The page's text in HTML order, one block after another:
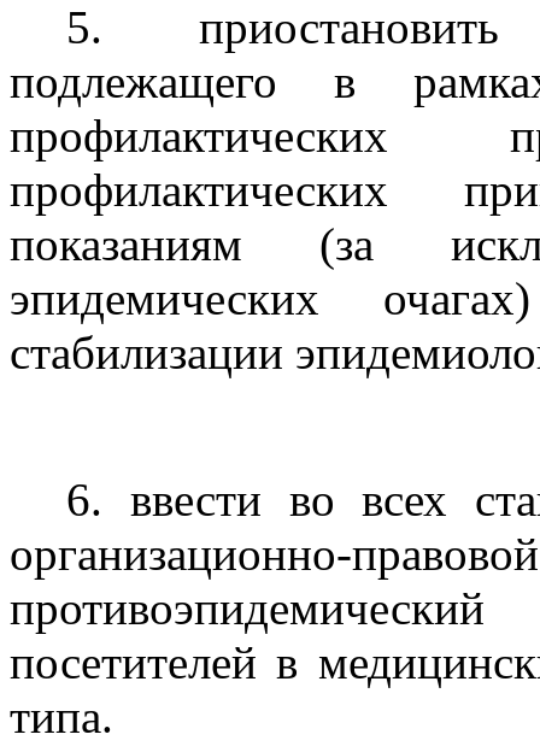
5.
подлежащего в
профилактических
показаниям (за
эпидемических
стабилизации
6. ввести во всех
организационно-
посетителей в
типа.